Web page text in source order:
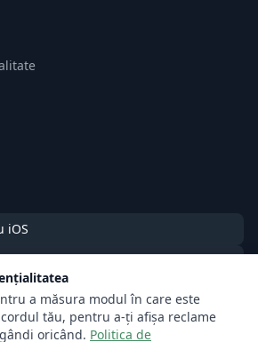
iOS
Android
a măsura modul în care este
tău, pentru a-ți afișa reclame
oricând. Politica de